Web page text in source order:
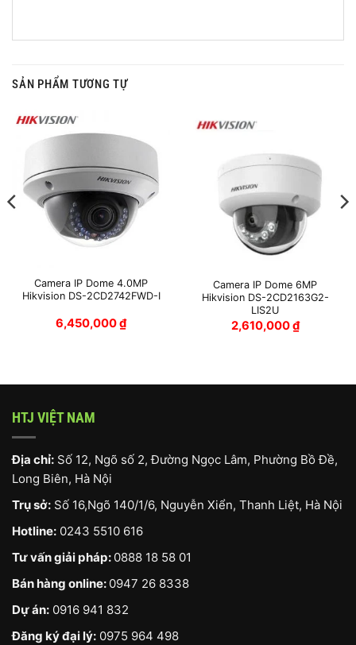
SẢN PHẨM TƯƠNG TỰ
Camera IP Dome 4.0MP
Hikvision DS-2CD2742FWD-I
6,450,000₫
Camera IP Dome 6MP
Hikvision DS-2CD2163G2-
LIS2U
2,610,000₫
HTJ VIỆT NAM
Địa chỉ: Số 12, Ngõ số 2, Đường Ngọc Lâm, Phường Bồ Đề,
Long Biên, Hà Nội
Trụ sở: Số 16,Ngõ 140/1/6, Nguyễn Xiển, Thanh Liệt, Hà Nội
Hotline: 0243 5510 616
Tư vấn giải pháp: 0888 18 58 01
Bán hàng online: 0947 26 8338
Dự án: 0916 941 832
Đăng ký đại lý: 0975 964 498